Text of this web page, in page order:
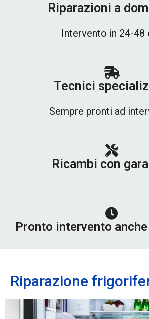
Riparazioni a
Intervento in 24-48
Tecnici
Sempre pronti ad
Ricambi con
Pronto intervento
Riparazione